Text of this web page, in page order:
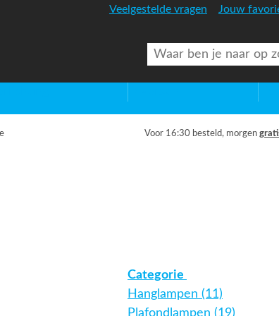
Veelgestelde vragen Jouw
Voor 16:30 besteld, morgen
Categorie
Hanglampen (11)
Plafondlampen (19)